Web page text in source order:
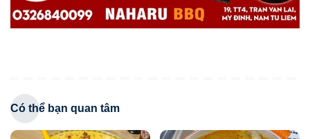
Có thể bạn quan tâm